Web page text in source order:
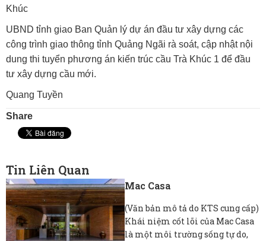
Khúc
UBND tỉnh giao Ban Quản lý dự án đầu tư xây dựng các
công trình giao thông tỉnh Quảng Ngãi rà soát, cập nhật nội
dung thi tuyển phương án kiến trúc cầu Trà Khúc 1 để đầu
tư xây dựng cầu mới.
Quang Tuyền
Share
Tin Liên Quan
Mac Casa
(Văn bản mô tả do KTS cung cấp)
Khái niệm cốt lõi của Mac Casa
là một môi trường sống tự do,